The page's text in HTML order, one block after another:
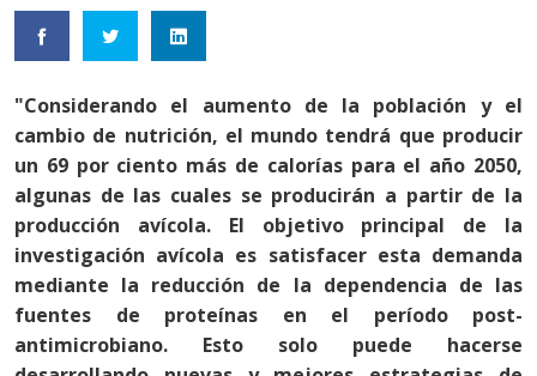
"Considerando el aumento de la población y el
cambio de nutrición, el mundo tendrá que producir
un 69 por ciento más de calorías para el año 2050,
algunas de las cuales se producirán a partir de la
producción avícola. El objetivo principal de la
investigación avícola es satisfacer esta demanda
mediante la reducción de la dependencia de las
fuentes de proteínas en el período post-
antimicrobiano. Esto solo puede hacerse